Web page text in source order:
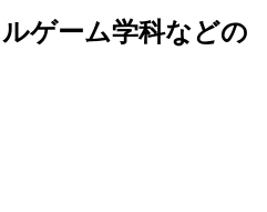
ゲーム学科などの